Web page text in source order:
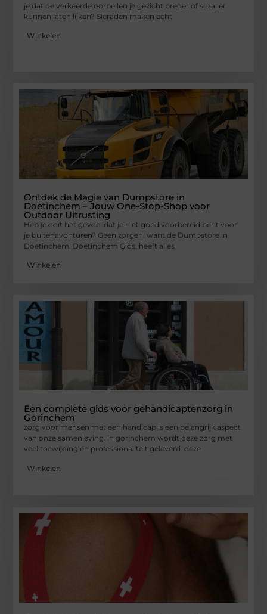
je dat de verkeerde oorbellen je gezicht breder of smaller
kunnen laten lijken? Sieraden maken echt
Winkelen
Ontdek de Magie van Dumpstore in
Doetinchem – Jouw One-Stop-Shop voor
Outdoor Uitrusting
Heb je ooit het gevoel dat je niet goed voorbereid bent voor
je buitenavonturen? Geen zorgen, want de Dumpstore in
Doetinchem. Doetinchem Gids. heeft alles
Winkelen
Een complete gids voor gehandicaptenzorg in
Gorinchem
zorg voor mensen met een handicap is een belangrijk aspect
van onze samenleving. in gorinchem wordt deze zorg met
veel toewijding en professionaliteit geleverd. deze
Winkelen